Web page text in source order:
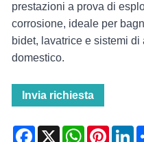
prestazioni a prova di
corrosione, ideale per
bidet, lavatrice e sistemi
domestico.
Invia richiesta
Facebook
X WhatsApp